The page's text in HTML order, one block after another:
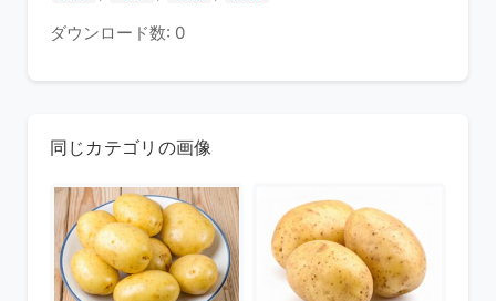
ダウンロード数: 0
同じカテゴリの画像